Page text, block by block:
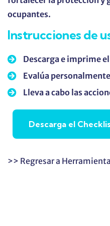
ocupantes.
Instrucciones de
Descarga e imprime el
Evalúa
Lleva a cabo las
Descarga el
>> Regresar a